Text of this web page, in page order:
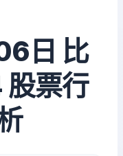
日 比
票行